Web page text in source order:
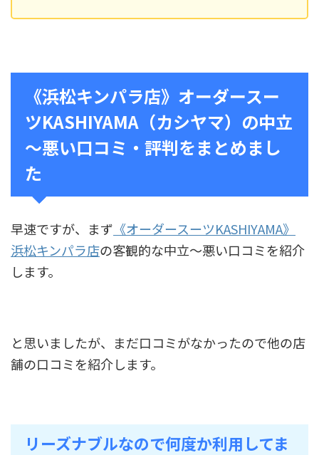
《浜松キンパラ店》オーダースー
ツKASHIYAMA（カシヤマ）の中立
～悪い口コミ・評判をまとめまし
た
早速ですが、まず 《オーダースーツKASHIYAMA》
浜松キンパラ店の客観的な中立〜悪い口コミを紹介
します。
と思いましたが、まだ口コミがなかったので他の店
舗の口コミを紹介します。
リーズナブルなので何度か利用してま